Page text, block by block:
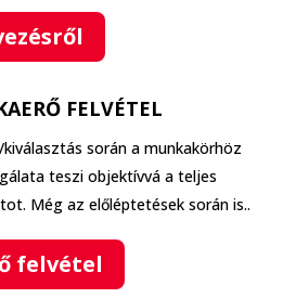
FELVÉTEL
során a munkakörhöz
teszi objektívvá a teljes
Még az előléptetések során is..
felvétel